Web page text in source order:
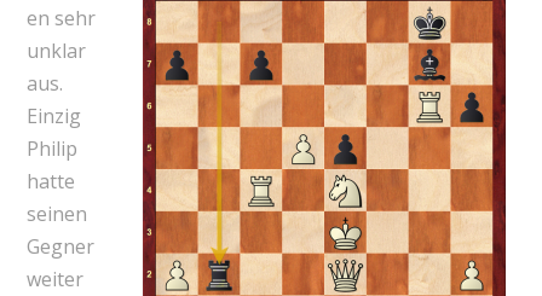
en sehr
unklar
aus.
Einzig
Philip
hatte
seinen
Gegner
weiter